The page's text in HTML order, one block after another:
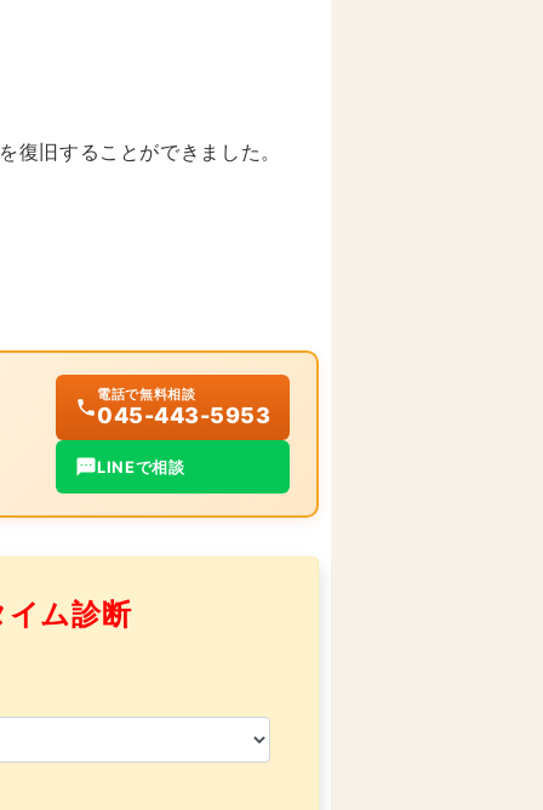
復旧することができました。
電話で無料相談
045-443-5953
LINEで相談
ム診断